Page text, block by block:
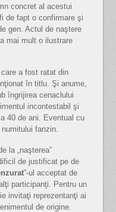
concret al acestui
de fapt o confirmare şi
gen. Actul de naştere
mai mult o ilustrare
a fost ratat din
în titlu. Şi anume,
îngrijirea cenaclului
incontestabil şi
40 de ani. Eventual cu
fanzin.
la „naşterea”
de justificat pe de
”-ul acceptat de
participanţi. Pentru un
invitaţi reprezentanţi ai
de origine.